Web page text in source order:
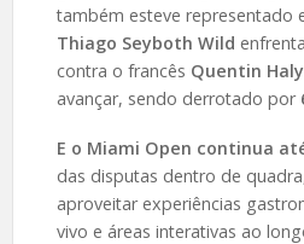
também esteve representado
Thiago Seyboth Wild
contra o francês Quentin
avançar, sendo derrotado por
E o Miami Open continua
das disputas dentro de
aproveitar experiências
vivo e áreas interativas ao